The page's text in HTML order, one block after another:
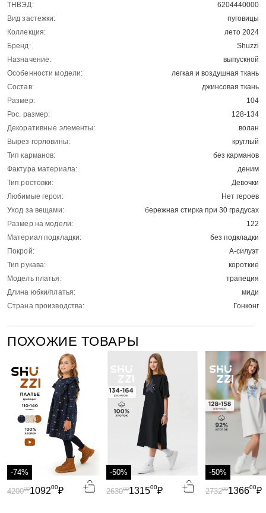
ТНВЭД:
6204440000
Вид застежки:
пуговицы
Коллекция:
лето 2024
Бренд:
Shuzzi
Назначение:
выпускной
Особенности модели:
легкая и воздушная ткань
Состав:
джинсовая ткань
Размер:
104
Рос. размер:
128-134
Декоративные элементы:
волан
Вырез горловины:
круглый
Тип карманов:
без карманов
Фактура материала:
деним
Тип ростовки:
Девочки
Любимые герои:
Нет героев
Уход за вещами:
бережная стирка при 30 градусах
Размер на модели:
122
Материал подкладки:
без подкладки
Покрой:
А-силуэт
Тип рукава:
короткие
Модель платья:
трапеция
Длина юбки/платья:
миди
Страна производства:
Гонконг
ПОХОЖИЕ ТОВАРЫ
-74%
109200₽
420000
-50%
131500₽
263000
-50%
136600₽
273200